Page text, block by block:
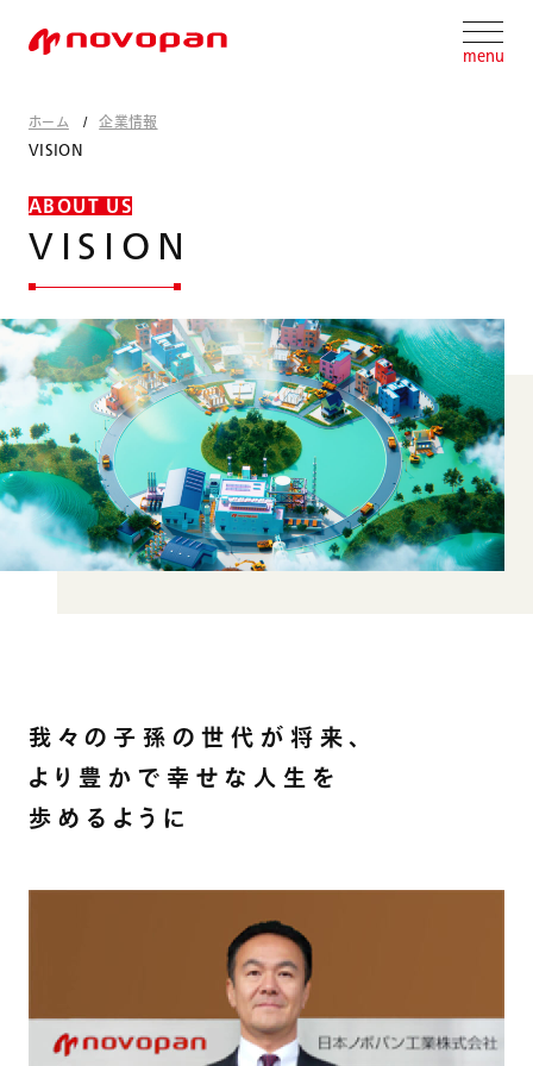
menu
ホーム
企業情報
VISION
ABOUT US
V I S I O N
我々の子孫の世代が将来、
より豊かで幸せな人生を
歩めるように